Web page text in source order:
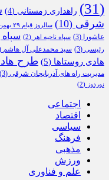
(31)
راهداری زمستانی (4)
شرقی (10) سالروز قیام ۲۹ بهمن مردم تبریز
عاشورا
(3) سپاه ناحیه اهر (2) سپاه
رئیسی (3) سید محمدعلی آل هاشم
هادی روستاها (5) طرح
مدیریت راه های آذربایجان شرقی (3)
نوردوز (2)
اجتماعی
اقتصاد
سیاسی
فرهنگ
مذهبی
ورزش
علم و فناوری